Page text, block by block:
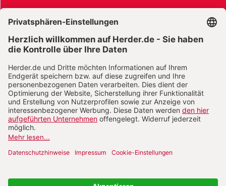
Widerrufsbelehrung E-Books
Widerrufsbelehrung Zeitschriften Datenschutz
Datenschutz Social Media Barrierefreiheit
Vertrag widerrufen